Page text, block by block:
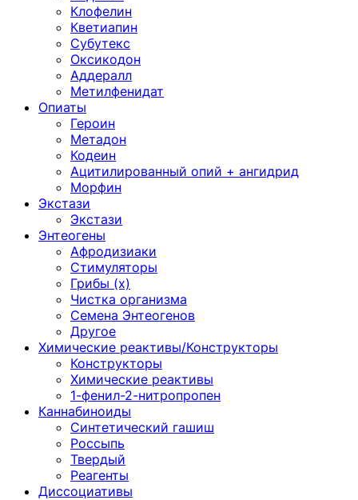
Клофелин
Кветиапин
Субутекс
Оксикодон
Аддералл
Метилфенидат
Опиаты
Героин
Метадон
Кодеин
Ацитилированный опий + ангидрид
Морфин
Экстази
Экстази
Энтеогены
Афродизиаки
Стимуляторы
Грибы (х)
Чистка организма
Семена Энтеогенов
Другое
Химические реактивы/Конструкторы
Конструкторы
Химические реактивы
1-фенил-2-нитропропен
Каннабиноиды
Синтетический гашиш
Россыпь
Твердый
Реагенты
Диссоциативы